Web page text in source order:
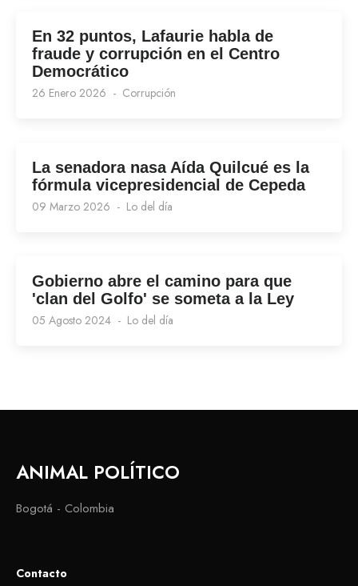
En 32 puntos, Lafaurie habla de
fraude y corrupción en el Centro
Democrático
26 Enero 2026 Corrupción
La senadora nasa Aída Quilcué es la
fórmula vicepresidencial de Cepeda
09 Marzo 2026 Lo del día
Gobierno abre el camino para que
'clan del Golfo' se someta a la Ley
05 Agosto 2024 Lo del día
ANIMAL POLÍTICO
Bogotá - Colombia
Contacto